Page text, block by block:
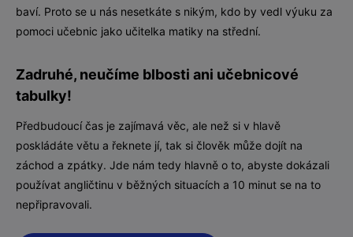
baví. Proto se u nás nesetkáte s nikým, kdo by vedl výuku za
pomoci učebnic jako učitelka matiky na střední.
Zadruhé, neučíme blbosti ani učebnicové
tabulky!
Předbudoucí čas je zajímavá věc, ale než si v hlavě
poskládáte větu a řeknete jí, tak si člověk může dojít na
záchod a zpátky. Jde nám tedy hlavně o to, abyste dokázali
používat angličtinu v běžných situacích a 10 minut se na to
nepřipravovali.